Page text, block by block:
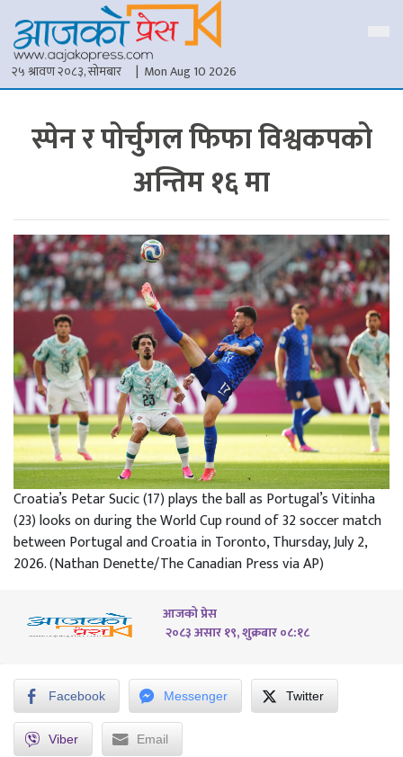
२५ श्रावण २०८३, सोमबार | Mon Aug 10 2026
स्पेन र पोर्चुगल फिफा विश्वकपको
अन्तिम १६ मा
Croatia’s Petar Sucic (17) plays the ball as Portugal’s Vitinha
(23) looks on during the World Cup round of 32 soccer match
between Portugal and Croatia in Toronto, Thursday, July 2,
2026. (Nathan Denette/The Canadian Press via AP)
आजको प्रेस
२०८३ असार १९, शुक्रबार ०८:१८
Facebook Messenger Twitter
Viber Email